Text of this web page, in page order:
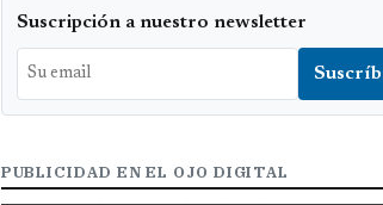
Suscripción a nuestro newsletter
PUBLICIDAD EN EL OJO DIGITAL